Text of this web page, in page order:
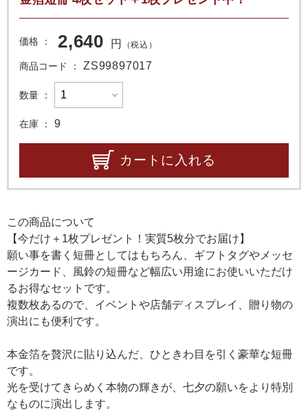
価格 2,640 円 （税込）
商品コード ZS99897017
数量
在庫 9
カートに入れる
この商品について
【今だけ＋1枚プレゼント！実質5枚分でお届け】
願い事を書く短冊としてはもちろん、ギフトタグやメッセ
ージカード、風鈴の短冊など幅広い用途にお使いいただけ
るお得なセットです。
複数枚あるので、イベントや店舗ディスプレイ、贈り物の
演出にも便利です。
本金箔を贅沢に貼り込んだ、ひときわ目を引く豪華な短冊
です。
光を受けてきらめく本物の輝きが、七夕の願いをより特別
なものに演出します。